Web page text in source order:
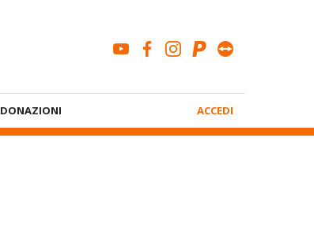
youtubefacebook
instagram
paypal
DONAZIONI
Account
ACCEDI